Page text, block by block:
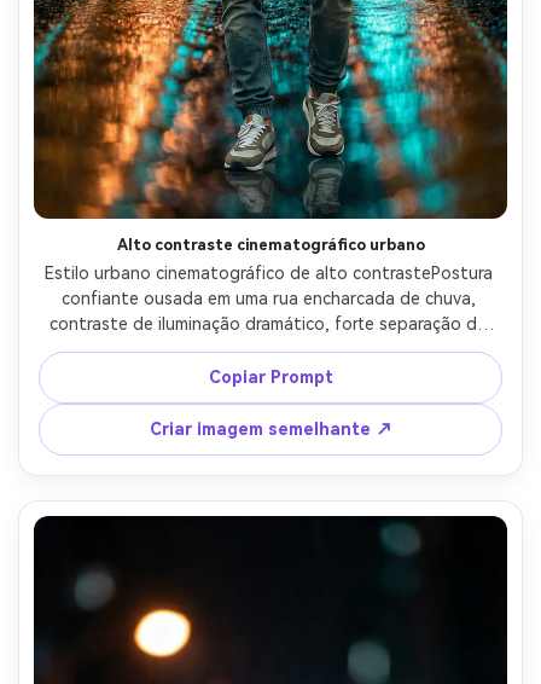
Alto contraste cinematográfico urbano
Estilo urbano cinematográfico de alto contrastePostura
confiante ousada em uma rua encharcada de chuva,
contraste de iluminação dramático, forte separação de
sujeitos e realismo cinematográfico.
Copiar Prompt
Criar imagem semelhante ↗